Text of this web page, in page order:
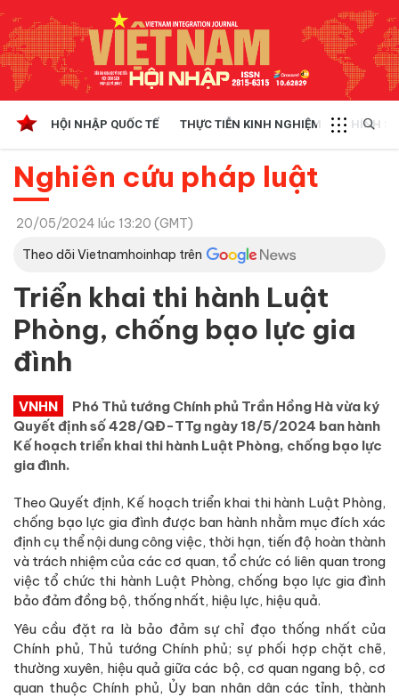
HỘI NHẬP QUỐC TẾ THỰC TIỄN KINH NGHIỆM CHÍNH
Nghiên cứu pháp luật
20/05/2024 lúc 13:20 (GMT)
Theo dõi Vietnamhoinhap trên
Triển khai thi hành Luật
Phòng, chống bạo lực gia
đình
VNHN
Phó Thủ tướng Chính phủ Trần Hồng Hà vừa ký
Quyết định số 428/QĐ-TTg ngày 18/5/2024 ban hành
Kế hoạch triển khai thi hành Luật Phòng, chống bạo lực
gia đình.
Theo Quyết định, Kế hoạch triển khai thi hành Luật Phòng,
chống bạo lực gia đình được ban hành nhằm mục đích xác
định cụ thể nội dung công việc, thời hạn, tiến độ hoàn thành
và trách nhiệm của các cơ quan, tổ chức có liên quan trong
việc tổ chức thi hành Luật Phòng, chống bạo lực gia đình
bảo đảm đồng bộ, thống nhất, hiệu lực, hiệu quả.
Yêu cầu đặt ra là bảo đảm sự chỉ đạo thống nhất của
Chính phủ, Thủ tướng Chính phủ; sự phối hợp chặt chẽ,
thường xuyên, hiệu quả giữa các bộ, cơ quan ngang bộ, cơ
quan thuộc Chính phủ, Ủy ban nhân dân các tỉnh, thành